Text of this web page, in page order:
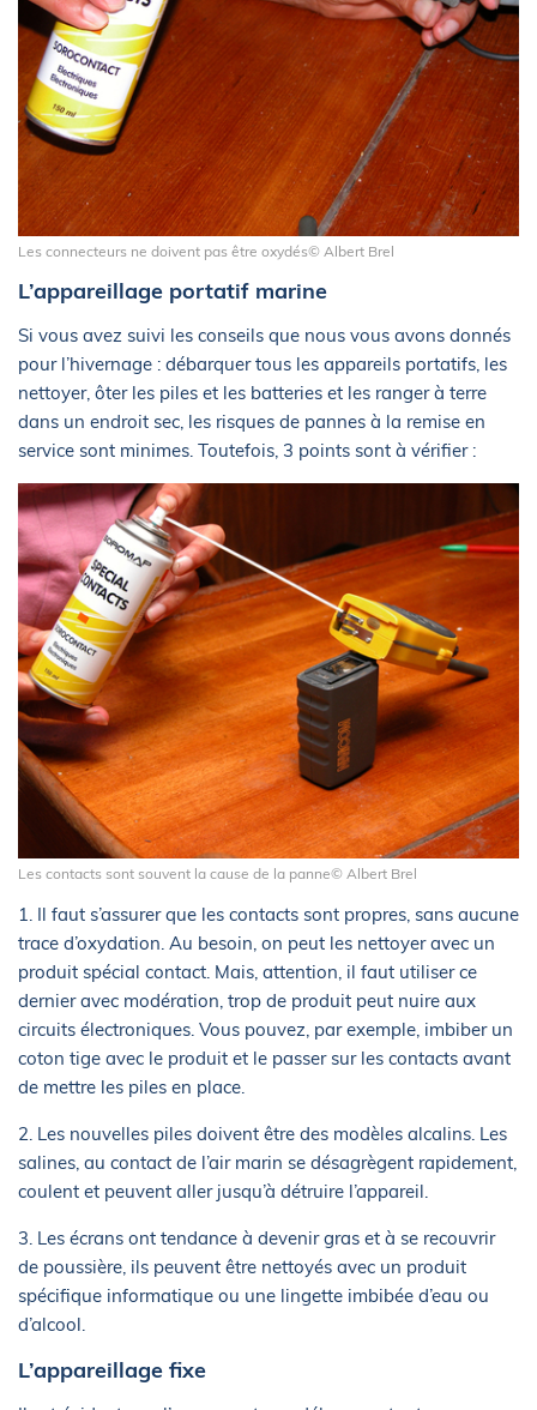
Les connecteurs ne doivent pas être oxydés© Albert Brel
L’appareillage portatif marine
Si vous avez suivi les conseils que nous vous avons donnés
pour l’hivernage : débarquer tous les appareils portatifs, les
nettoyer, ôter les piles et les batteries et les ranger à terre
dans un endroit sec, les risques de pannes à la remise en
service sont minimes. Toutefois, 3 points sont à vérifier :
Les contacts sont souvent la cause de la panne© Albert Brel
1. Il faut s’assurer que les contacts sont propres, sans aucune
trace d’oxydation. Au besoin, on peut les nettoyer avec un
produit spécial contact. Mais, attention, il faut utiliser ce
dernier avec modération, trop de produit peut nuire aux
circuits électroniques. Vous pouvez, par exemple, imbiber un
coton tige avec le produit et le passer sur les contacts avant
de mettre les piles en place.
2. Les nouvelles piles doivent être des modèles alcalins. Les
salines, au contact de l’air marin se désagrègent rapidement,
coulent et peuvent aller jusqu’à détruire l’appareil.
3. Les écrans ont tendance à devenir gras et à se recouvrir
de poussière, ils peuvent être nettoyés avec un produit
spécifique informatique ou une lingette imbibée d’eau ou
d’alcool.
L’appareillage fixe